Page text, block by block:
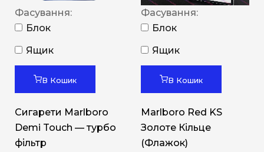
Фасування:
Блок
Ящик
В Кошик
Сигарети Marlboro
Demi Touch — турбо
фільтр
Фасування:
Блок
Ящик
В Кошик
Marlboro Red KS
Золоте Кільце
(Флажок)